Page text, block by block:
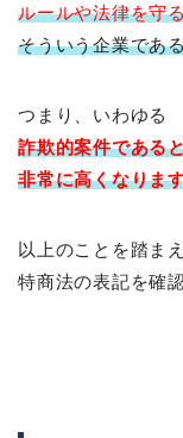
ルールや法律を守
そういう企業であ
つまり、いわゆる
詐欺的案件である
非常に高くなりま
以上のことを踏まえ
特商法の表記を確